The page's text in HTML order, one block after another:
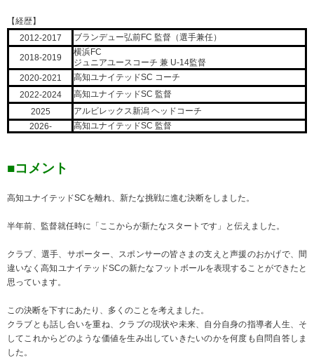
【経歴】
2012-2017
ブランデュー弘前FC 監督（選手兼任）
2018-2019
横浜FC
ジュニアユースコーチ 兼 U-14監督
2020-2021
高知ユナイテッドSC コーチ
2022-2024
高知ユナイテッドSC 監督
2025
アルビレックス新潟 ヘッドコーチ
2026-
高知ユナイテッドSC 監督
■コメント
高知ユナイテッドSCを離れ、新たな挑戦に進む決断をしました。
半年前、監督就任時に「ここからが新たなスタートです」と伝えました。
クラブ、選手、サポーター、スポンサーの皆さまの支えと声援のおかげで、間
違いなく高知ユナイテッドSCの新たなフットボールを表現することができたと
思っています。
この決断を下すにあたり、多くのことを考えました。
クラブとも話し合いを重ね、クラブの現状や未来、自分自身の指導者人生、そ
してこれからどのような価値を生み出していきたいのかを何度も自問自答しま
した。